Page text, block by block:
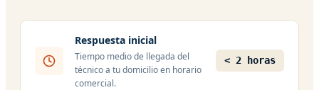
Respuesta inicial
Tiempo medio de llegada del
técnico a tu domicilio en horario
comercial.
< 2 horas